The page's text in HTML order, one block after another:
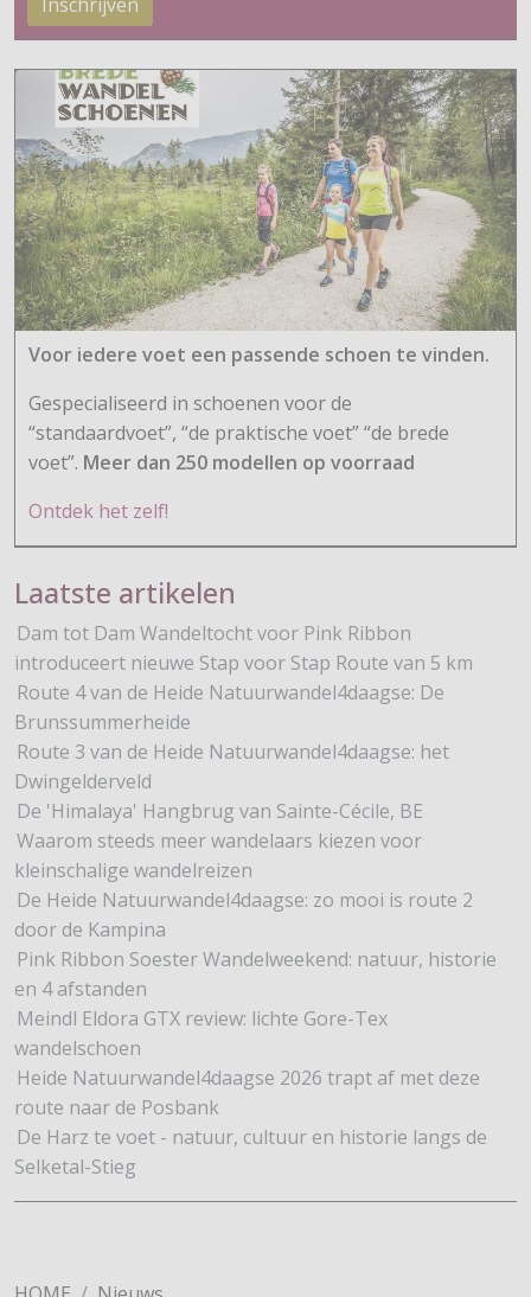
Voor iedere voet een passende schoen te vinden.
Gespecialiseerd in schoenen voor de
“standaardvoet”, “de praktische voet” “de brede
voet”. Meer dan 250 modellen op voorraad
Ontdek het zelf!
Laatste artikelen
Dam tot Dam Wandeltocht voor Pink Ribbon
introduceert nieuwe Stap voor Stap Route van 5 km
Route 4 van de Heide Natuurwandel4daagse: De
Brunssummerheide
Route 3 van de Heide Natuurwandel4daagse: het
Dwingelderveld
De 'Himalaya' Hangbrug van Sainte-Cécile, BE
Waarom steeds meer wandelaars kiezen voor
kleinschalige wandelreizen
De Heide Natuurwandel4daagse: zo mooi is route 2
door de Kampina
Pink Ribbon Soester Wandelweekend: natuur, historie
en 4 afstanden
Meindl Eldora GTX review: lichte Gore-Tex
wandelschoen
Heide Natuurwandel4daagse 2026 trapt af met deze
route naar de Posbank
De Harz te voet - natuur, cultuur en historie langs de
Selketal-Stieg